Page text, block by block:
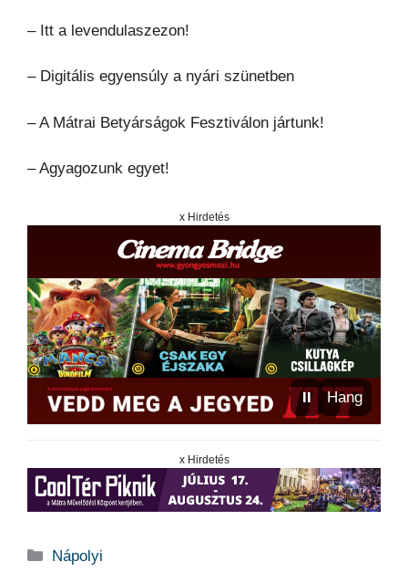
– Itt a levendulaszezon!
– Digitális egyensúly a nyári szünetben
– A Mátrai Betyárságok Fesztiválon jártunk!
– Agyagozunk egyet!
x Hirdetés
⏸ Hang
x Hirdetés
Kategória
Nápolyi